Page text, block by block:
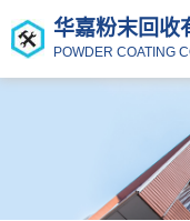
华嘉粉末回收
POWDER COATING